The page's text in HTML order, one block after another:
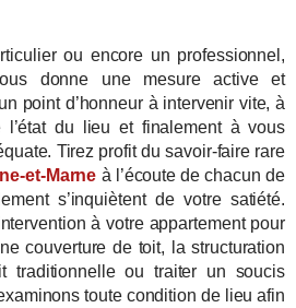
ou encore un professionnel,
donne une mesure active et
point d’honneur à intervenir vite, à
l’état du lieu et finalement à vous
Tirez profit du savoir-faire rare
et-Marne à l’écoute de chacun de
s’inquiètent de votre satiété.
à votre appartement pour
couverture de toit, la structuration
traditionnelle ou traiter un soucis
toute condition de lieu afin